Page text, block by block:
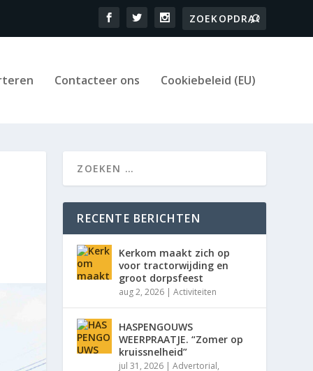
Contacteer ons Cookiebeleid (EU)
RECENTE BERICHTEN
Kerkom maakt zich op
voor tractorwijding en
groot dorpsfeest
aug 2, 2026 |Activiteiten
HASPENGOUWS
WEERPRAATJE. “Zomer op
kruissnelheid”
jul 31, 2026 |Advertorial,